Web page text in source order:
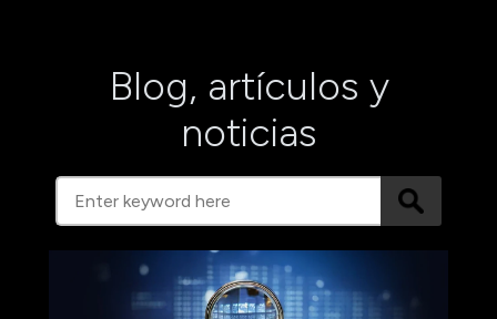
Blog, artículos y
noticias